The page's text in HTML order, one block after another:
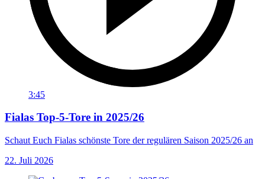
3:45
Fialas Top-5-Tore in 2025/26
Schaut Euch Fialas schönste Tore der regulären Saison 2025/26 an
22. Juli 2026